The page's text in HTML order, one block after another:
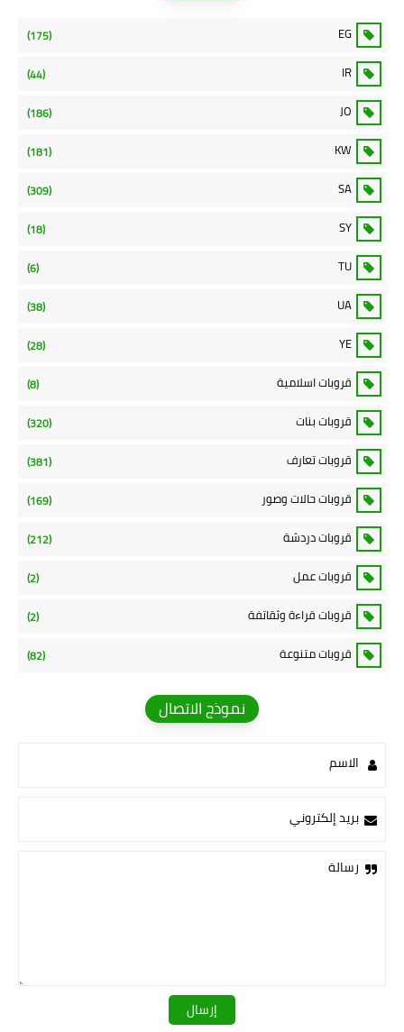
EG
(175)
IR
(44)
JO
(186)
KW
(181)
SA
(309)
SY
(18)
TU
(6)
UA
(38)
YE
(28)
قروبات اسلامية (8)
قروبات بنات (320)
قروبات تعارف (381)
قروبات حالات وصور (169)
قروبات دردشة (212)
قروبات عمل (2)
قروبات قراءة وثقاتفة (2)
قروبات متنوعة (82)
نموذج الاتصال
الاسم
بريد إلكتروني
رسالة